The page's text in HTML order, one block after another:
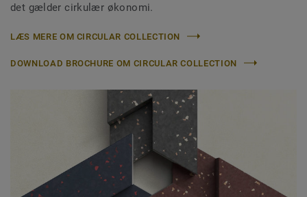
det gælder cirkulær økonomi.
LÆS MERE OM CIRCULAR COLLECTION
DOWNLOAD BROCHURE OM CIRCULAR COLLECTION